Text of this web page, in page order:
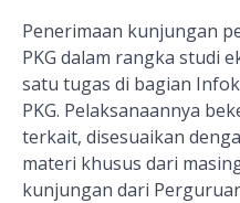
Penerimaan kunjungan
PKG dalam rangka studi
satu tugas di bagian
PKG. Pelaksanaannya
terkait, disesuaikan
materi khusus dari
kunjungan dari